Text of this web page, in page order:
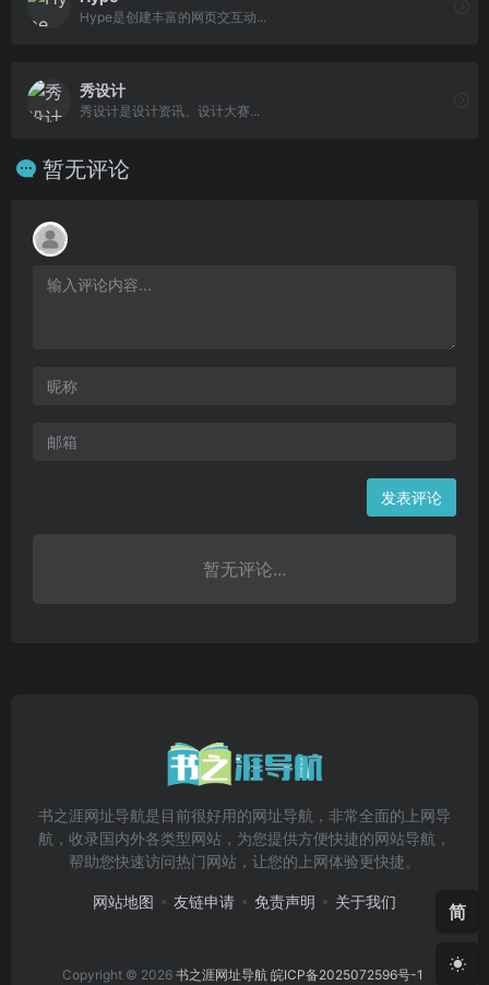
Hype是创建丰富的网页交互动...
秀设计
秀设计是设计资讯、设计大赛...
暂无评论
发表评论
暂无评论...
书之涯网址导航是目前很好用的网址导航，非常全面的上网导
航，收录国内外各类型网站，为您提供方便快捷的网站导航，
帮助您快速访问热门网站，让您的上网体验更快捷。
网站地图 友链申请 免责声明 关于我们
Copyright © 2026 书之涯网址导航 皖ICP备2025072596号-1
简